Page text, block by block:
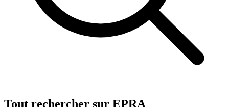
Tout rechercher sur EPRA